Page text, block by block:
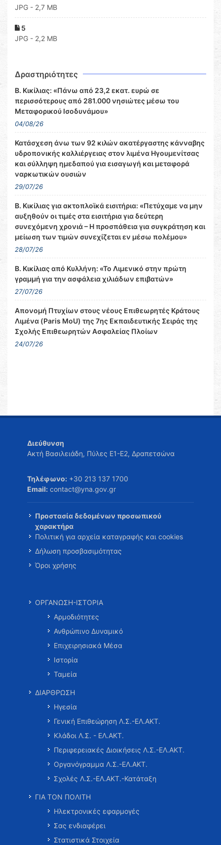
JPG - 2,7 MB
5
JPG - 2,2 MB
Δραστηριότητες
Β. Κικίλιας: «Πάνω από 23,2 εκατ. ευρώ σε
περισσότερους από 281.000 νησιώτες μέσω του
Μεταφορικού Ισοδυνάμου»
04/08/26
Κατάσχεση άνω των 92 κιλών ακατέργαστης κάνναβης
υδροπονικής καλλιέργειας στον λιμένα Ηγουμενίτσας
και σύλληψη ημεδαπού για εισαγωγή και μεταφορά
ναρκωτικών ουσιών
29/07/26
Β. Κικίλιας για ακτοπλοϊκά εισιτήρια: «Πετύχαμε να μην
αυξηθούν οι τιμές στα εισιτήρια για δεύτερη
συνεχόμενη χρονιά – Η προσπάθεια για συγκράτηση και
μείωση των τιμών συνεχίζεται εν μέσω πολέμου»
28/07/26
Β. Κικίλιας από Κυλλήνη: «Το Λιμενικό στην πρώτη
γραμμή για την ασφάλεια χιλιάδων επιβατών»
27/07/26
Απονομή Πτυχίων στους νέους Επιθεωρητές Κράτους
Λιμένα (Paris MoU) της 7ης Εκπαιδευτικής Σειράς της
Σχολής Επιθεωρητών Ασφαλείας Πλοίων
24/07/26
Διεύθυνση
Ακτή Βασιλειάδη, Πύλες Ε1-Ε2, Δραπετσώνα
Τηλέφωνο: +30 213 137 1700
Email: contact@yna.gov.gr
Προστασία δεδομένων προσωπικού
χαρακτήρα
Πολιτική για αρχεία καταγραφής και cookies
Δήλωση προσβασιμότητας
Όροι χρήσης
ΟΡΓΑΝΩΣΗ-ΙΣΤΟΡΙΑ
Αρμοδιότητες
Ανθρώπινο Δυναμικό
Επιχειρησιακά Μέσα
Ιστορία
Ταμεία
ΔΙΑΡΘΡΩΣΗ
Ηγεσία
Γενική Επιθεώρηση Λ.Σ.-ΕΛ.ΑΚΤ.
Κλάδοι Λ.Σ. - ΕΛ.ΑΚΤ.
Περιφερειακές Διοικήσεις Λ.Σ.-ΕΛ.ΑΚΤ.
Οργανόγραμμα Λ.Σ.-ΕΛ.ΑΚΤ.
Σχολές Λ.Σ.-ΕΛ.ΑΚΤ.-Κατάταξη
ΓΙΑ ΤΟΝ ΠΟΛΙΤΗ
Ηλεκτρονικές εφαρμογές
Σας ενδιαφέρει
Στατιστικά Στοιχεία